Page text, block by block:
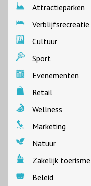
Attractieparken
Verblijfsrecreatie
Cultuur
Sport
Evenementen
Retail
Wellness
Marketing
Natuur
Zakelijk toerisme
Beleid